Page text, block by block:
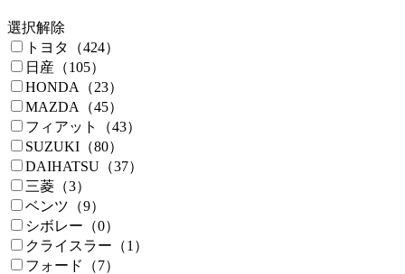
選択解除
トヨタ（424）
日産（105）
HONDA（23）
MAZDA（45）
フィアット（43）
SUZUKI（80）
DAIHATSU（37）
三菱（3）
ベンツ（9）
シボレー（0）
クライスラー（1）
フォード（7）